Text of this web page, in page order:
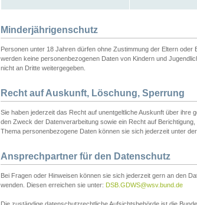
Minderjährigenschutz
Personen unter 18 Jahren dürfen ohne Zustimmung der Eltern
werden keine personenbezogenen Daten von Kindern und
nicht an Dritte weitergegeben.
Recht auf Auskunft, Löschung, Sperrung
Sie haben jederzeit das Recht auf unentgeltliche Auskunft über
den Zweck der Datenverarbeitung sowie ein Recht auf
Thema personenbezogene Daten können sie sich jederzeit unter
Ansprechpartner für den Datenschutz
Bei Fragen oder Hinweisen können sie sich jederzeit gern an den
wenden. Diesen erreichen sie unter: DSB.GDWS@wsv.bund.de